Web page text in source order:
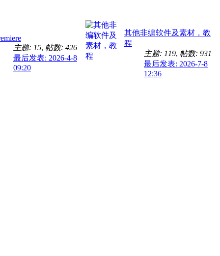
主题: 15, 帖数: 426
最后发表: 2026-4-8
09:20
其他非编软件及素材，教
程
主题: 119, 帖数: 931
最后发表: 2026-7-8
12:36